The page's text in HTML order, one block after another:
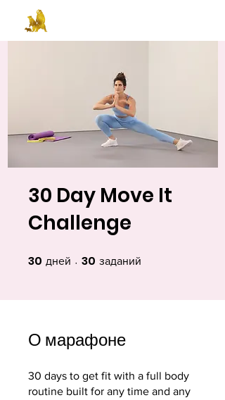
30 Day Move It
Challenge
30 дней 30 дней
30 заданий
О марафоне
30 days to get fit with a full body
routine built for any time and any